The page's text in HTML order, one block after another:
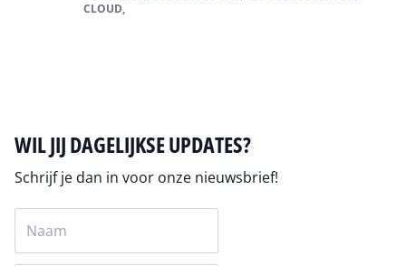
CLOUD,
WIL JIJ DAGELIJKSE UPDATES?
Schrijf je dan in voor onze nieuwsbrief!